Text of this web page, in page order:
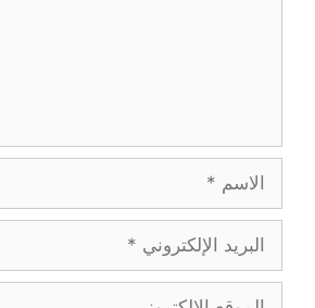
الإلكتروني